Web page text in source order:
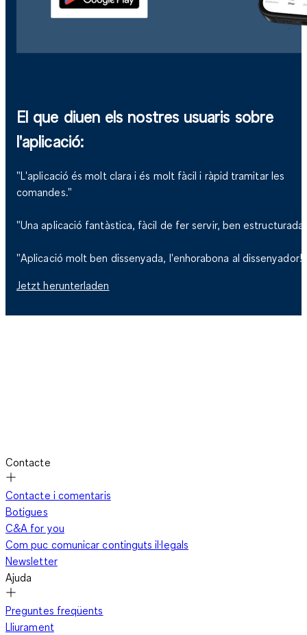
El que diuen els nostres usuaris sobre
l'aplicació:
"L'aplicació és molt clara i és molt fàcil i ràpid tramitar les
comandes."
"Una aplicació fantàstica, fàcil de fer servir, ben
"Aplicació molt ben dissenyada, l'enhorabona al dissenyador!"
Jetzt herunterladen
Contacte
Contacte i comentaris
Botigues
C&A for you
Com puc comunicar continguts il·legals
Newsletter
Ajuda
Preguntes freqüents
Lliurament